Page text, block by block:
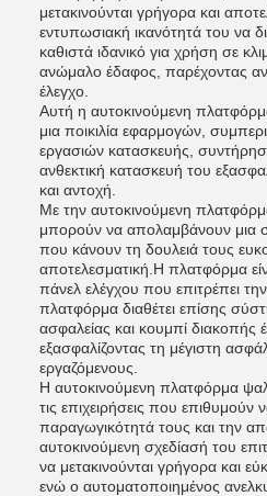
μετακινούνται γρήγορα και
εντυπωσιακή ικανότητά του να
καθιστά ιδανικό για χρήση σε
ανώμαλο έδαφος, παρέχοντας
έλεγχο.
Αυτή η αυτοκινούμενη πλατφόρμα
μια ποικιλία εφαρμογών,
εργασιών κατασκευής,
ανθεκτική κατασκευή του
και αντοχή.
Με την αυτοκινούμενη
μπορούν να απολαμβάνουν μια
που κάνουν τη δουλειά τους
αποτελεσματική.Η πλατφόρμα
πάνελ ελέγχου που επιτρέπει
πλατφόρμα διαθέτει επίσης
ασφαλείας και κουμπί διακοπής
εξασφαλίζοντας τη μέγιστη
εργαζόμενους.
Η αυτοκινούμενη πλατφόρμα
τις επιχειρήσεις που επιθυμούν
παραγωγικότητά τους και την
αυτοκινούμενη σχεδίασή του
να μετακινούνται γρήγορα και
ενώ ο αυτοματοποιημένος